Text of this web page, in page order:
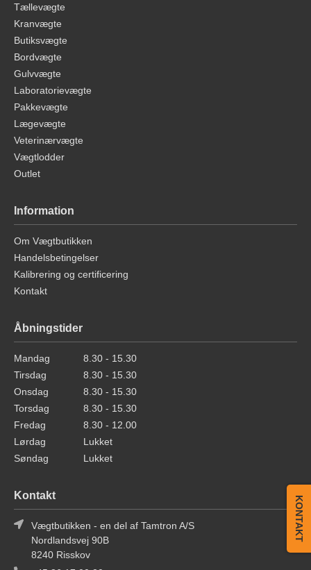
Tællevægte
Kranvægte
Butiksvægte
Bordvægte
Gulvvægte
Laboratorievægte
Pakkevægte
Lægevægte
Veterinærvægte
Vægtlodder
Outlet
Information
Om Vægtbutikken
Handelsbetingelser
Kalibrering og certificering
Kontakt
Åbningstider
Mandag
8.30 - 15.30
Tirsdag
8.30 - 15.30
Onsdag
8.30 - 15.30
Torsdag
8.30 - 15.30
Fredag
8.30 - 12.00
Lørdag
Lukket
Søndag
Lukket
Kontakt
Vægtbutikken - en del af Tamtron A/S
Nordlandsvej 90B
8240 Risskov
KONTAKT